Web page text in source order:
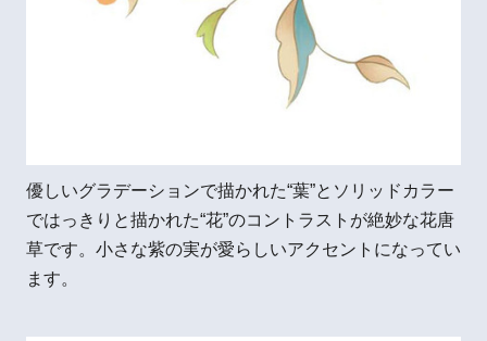
優しいグラデーションで描かれた“葉”とソリッドカラー
ではっきりと描かれた“花”のコントラストが絶妙な花唐
草です。小さな紫の実が愛らしいアクセントになってい
ます。